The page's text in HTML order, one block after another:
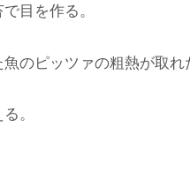
目を作る。
のピッツァの粗熱が取
。